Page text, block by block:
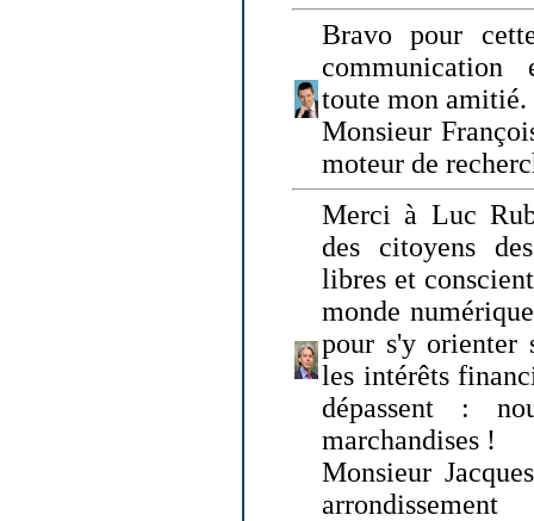
Bravo pour
communication
toute mon amitié.
Monsieur
moteur de
Merci à Luc
des citoyens
libres et
monde
pour s'y orienter
les intérêts
dépassent :
marchandises !
Monsieur
arrondissement